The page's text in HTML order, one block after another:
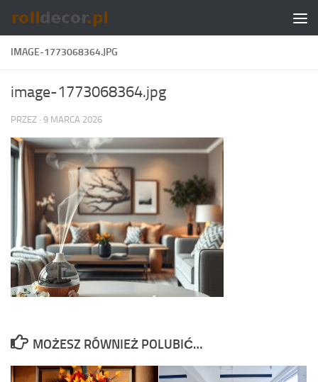
Skip to content
IMAGE-1773068364.JPG
image-1773068364.jpg
PRZEZ · 9 MARCA 2026
MOŻESZ RÓWNIEŻ POLUBIĆ…